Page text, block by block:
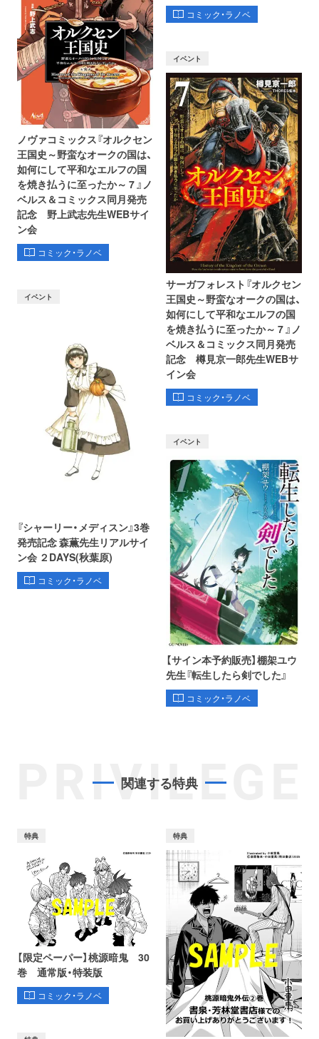
コミック・ラノベ
ノヴァコミックス『オルクセン
王国史～野蛮なオークの国は、
如何にして平和なエルフの国
を焼き払うに至ったか～ 7 』ノ
ベルス＆コミックス同月発売
記念 野上武志先生WEBサイ
ン会
コミック・ラノベ
イベント
サーガフォレスト『オルクセン
王国史～野蛮なオークの国は、
如何にして平和なエルフの国
を焼き払うに至ったか～ 7 』ノ
ベルス＆コミックス同月発売
記念 樽見京一郎先生WEBサ
イン会
コミック・ラノベ
イベント
『シャーリー・メディスン』3巻
発売記念 森薫先生リアルサイ
ン会 ２DAYS(秋葉原)
コミック・ラノベ
イベント
【サイン本予約販売】棚架ユウ
先生『転生したら剣でした』
コミック・ラノベ
PRIVILEGE
関連する特典
特典
【限定ペーパー】桃源暗鬼 30
巻 通常版・特装版
コミック・ラノベ
特典